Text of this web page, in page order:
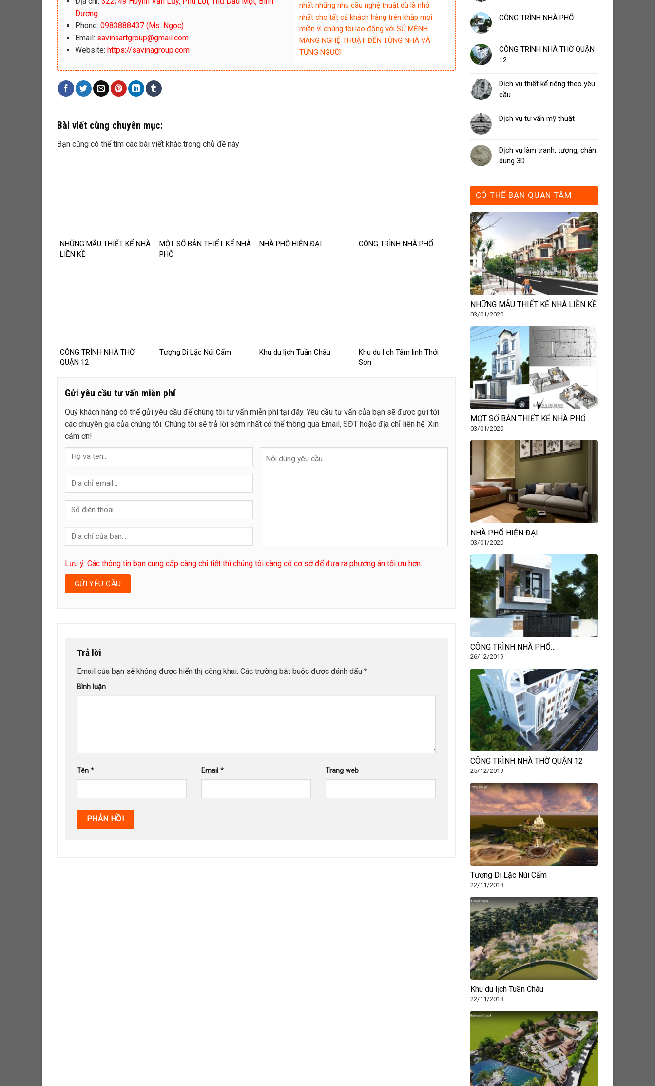
Dương
Phone: 0983888437 (Ms. Ngọc)
Email: savinaartgroup@gmail.com
Website: https://savinagroup.com
nhất những nhu cầu nghệ thuật dù là nhỏ
nhất cho tất cả khách hàng trên khắp mọi
miền vì chúng tôi lao động với SỨ MỆNH
MANG NGHỆ THUẬT ĐẾN TỪNG NHÀ VÀ
TỪNG NGƯỜI
Bài viết cùng chuyên mục:
Bạn cũng có thể tìm các bài viết khác trong chủ đề này
NHỮNG MẪU THIẾT KẾ NHÀ
LIỀN KỀ
MỘT SỐ BẢN THIẾT KẾ NHÀ
PHỐ
NHÀ PHỐ HIỆN ĐẠI CÔNG TRÌNH NHÀ PHỐ…
CÔNG TRÌNH NHÀ THỜ
QUẬN 12
Tượng Di Lặc Núi Cấm Khu du lịch Tuần Châu
Khu du lịch Tâm linh Thới
Sơn
Gửi yêu cầu tư vấn miễn phí
Quý khách hàng có thể gửi yêu cầu để chúng tôi tư vấn miễn phí tại đây. Yêu cầu tư vấn của bạn sẽ được gửi tới
các chuyên gia của chúng tôi. Chúng tôi sẽ trả lời sớm nhất có thể thông qua Email, SĐT hoặc địa chỉ liên hệ. Xin
cảm ơn!
Lưu ý: Các thông tin bạn cung cấp càng chi tiết thì chúng tôi càng có cơ sở để đưa ra phương án tối ưu hơn.
Trả lời
Email của bạn sẽ không được hiển thị công khai. Các trường bắt buộc được đánh dấu *
Bình luận
Tên * Email* Trang web
CÔNG TRÌNH NHÀ PHỐ…
CÔNG TRÌNH NHÀ THỜ QUẬN
12
Dịch vụ thiết kế riêng theo yêu
cầu
Dịch vụ tư vấn mỹ thuật
Dịch vụ làm tranh, tượng, chân
dung 3D
CÓ THỂ BẠN QUAN TÂM
NHỮNG MẪU THIẾT KẾ NHÀ LIỀN KỀ
03/01/2020
MỘT SỐ BẢN THIẾT KẾ NHÀ PHỐ
03/01/2020
NHÀ PHỐ HIỆN ĐẠI
03/01/2020
CÔNG TRÌNH NHÀ PHỐ…
26/12/2019
CÔNG TRÌNH NHÀ THỜ QUẬN 12
25/12/2019
Tượng Di Lặc Núi Cấm
22/11/2018
Khu du lịch Tuần Châu
22/11/2018